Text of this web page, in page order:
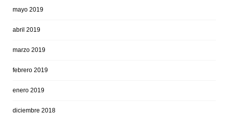
mayo 2019
abril 2019
marzo 2019
febrero 2019
enero 2019
diciembre 2018